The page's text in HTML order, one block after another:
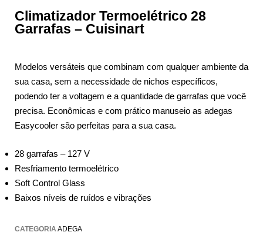
Climatizador Termoelétrico 28
Garrafas – Cuisinart
Modelos versáteis que combinam com qualquer ambiente da
sua casa, sem a necessidade de nichos específicos,
podendo ter a voltagem e a quantidade de garrafas que você
precisa. Econômicas e com prático manuseio as adegas
Easycooler são perfeitas para a sua casa.
28 garrafas – 127 V
Resfriamento termoelétrico
Soft Control Glass
Baixos níveis de ruídos e vibrações
CATEGORIAADEGA